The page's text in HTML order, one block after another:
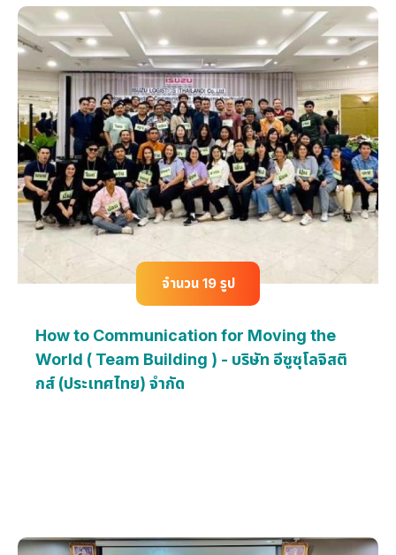
จำนวน 19 รูป
How to Communication for Moving the
World ( Team Building ) - บริษัท อีซูซุโลจิสติ
กส์ (ประเทศไทย) จำกัด